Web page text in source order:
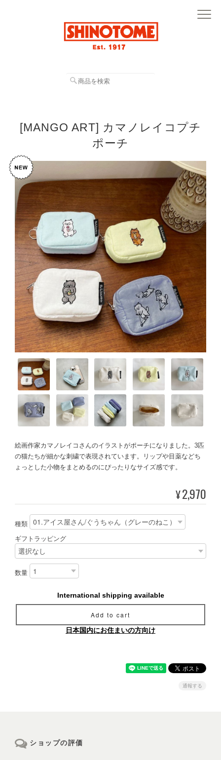
[MANGO ART] カマノレイコプチ
ポーチ
絵画作家カマノレイコさんのイラストがポーチになりました。3匹
の猫たちが細かな刺繍で表現されています。リップや目薬などち
ょっとした小物をまとめるのにぴったりなサイズ感です。
¥2,970
種類
ギフトラッピング
数量
International shipping available
Add to cart
日本国内にお住まいの方向け
通報する
ショップの評価